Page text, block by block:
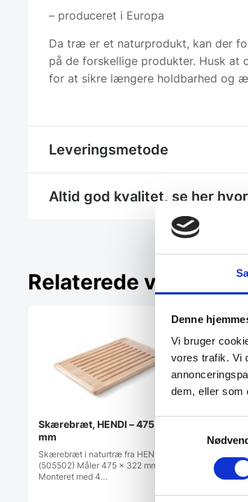
Denne
Vi bruger
vores trafik. Vi
dem, eller som
– produceret i Europa
Da træ er et naturprodukt, kan der
på de forskellige produkter. Husk at
for at sikre længere holdbarhed og
Leveringsmetode
Altid god kvalitet, se her
Relaterede varer
Skærebræt, HENDI – 475×322
mm
Skærebræt i naturtræ fra HENDI
(505502) Måler 475 x 322 mm
Monteret med 4…
olieret